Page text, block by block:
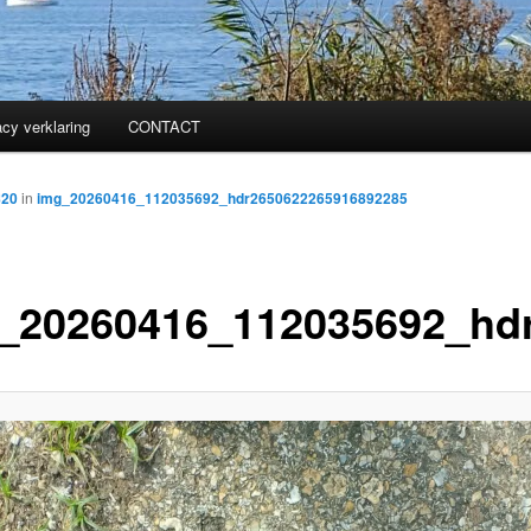
verklaring CONTACT
in img_20260416_112035692_hdr2650622265916892285